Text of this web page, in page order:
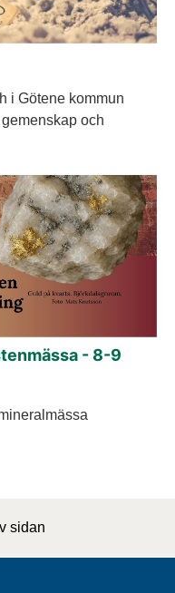
i Götene kommun
och
- 8-9
sidan